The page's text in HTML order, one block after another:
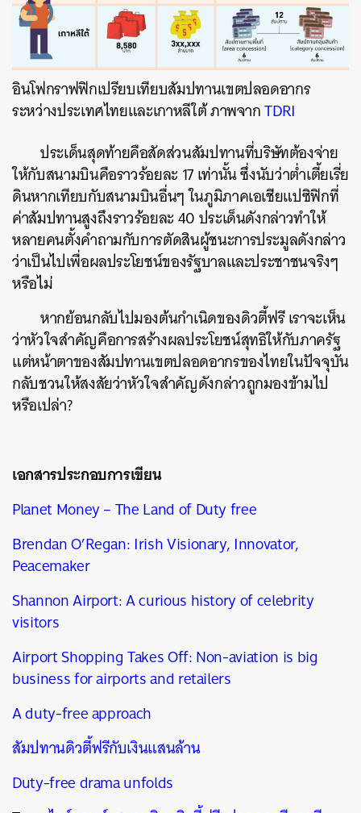
อินโฟกราฟฟิกเปรียบเทียบสัมปทานเขตปลอดอากร
ระหว่างประเทศไทยและเกาหลีใต้ ภาพจากTDRI
ประเด็นสุดท้ายคือสัดส่วนสัมปทานที่บริษัทต้องจ่าย
ให้กับสนามบินคือราวร้อยละ 17 เท่านั้น ซึ่งนับว่าต่ำเตี้ยเรี่ย
ดินหากเทียบกับสนามบินอื่นๆ ในภูมิภาคเอเชียแปซิฟิกที่
ค่าสัมปทานสูงถึงราวร้อยละ 40 ประเด็นดังกล่าวทำให้
หลายคนตั้งคำถามกับการตัดสินผู้ชนะการประมูลดังกล่าว
ว่าเป็นไปเพื่อผลประโยชน์ของรัฐบาลและประชาชนจริงๆ
หรือไม่
หากย้อนกลับไปมองต้นกำเนิดของดิวตี้ฟรี เราจะเห็น
ว่าหัวใจสำคัญคือการสร้างผลประโยชน์สุทธิให้กับภาครัฐ
แต่หน้าตาของสัมปทานเขตปลอดอากรของไทยในปัจจุบัน
กลับชวนให้สงสัยว่าหัวใจสำคัญดังกล่าวถูกมองข้ามไป
หรือเปล่า?
เอกสารประกอบการเขียน
Planet Money – The Land of Duty free
Brendan O’Regan: Irish Visionary, Innovator,
Peacemaker
Shannon Airport: A curious history of celebrity
visitors
Airport Shopping Takes Off: Non-aviation is big
business for airports and retailers
A duty-free approach
สัมปทานดิวตี้ฟรีกับเงินแสนล้าน
Duty-free drama unfolds